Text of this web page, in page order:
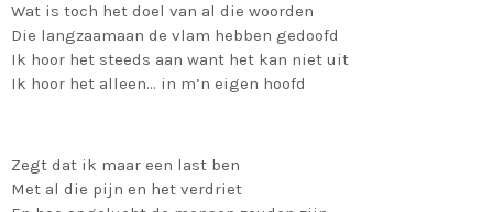
Wat is toch het doel van al die woorden
Die langzaamaan de vlam hebben gedoofd
Ik hoor het steeds aan want het kan niet uit
Ik hoor het alleen… in m’n eigen hoofd
Zegt dat ik maar een last ben
Met al die pijn en het verdriet